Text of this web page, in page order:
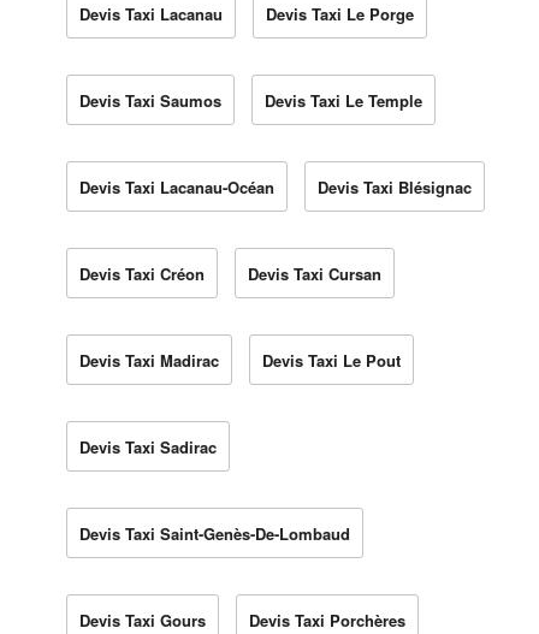
Devis Taxi Lacanau Devis Taxi Le Porge
Devis Taxi Saumos Devis Taxi Le Temple
Devis Taxi Lacanau-Océan Devis Taxi Blésignac
Devis Taxi Créon Devis Taxi Cursan
Devis Taxi Madirac Devis Taxi Le Pout
Devis Taxi Sadirac
Devis Taxi Saint-Genès-De-Lombaud
Devis Taxi Gours Devis Taxi Porchères